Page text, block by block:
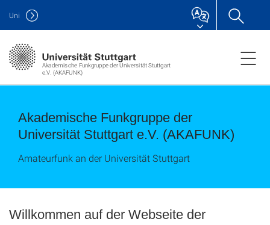
Akademische Funkgruppe der Universität Stuttgart
e.V. (AKAFUNK)
Uni
Akademische Funkgruppe der
Universität Stuttgart e.V. (AKAFUNK)
Amateurfunk an der Universität Stuttgart
Willkommen auf der Webseite der